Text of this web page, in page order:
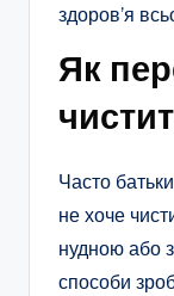
здоров’я
Як
Часто
не хоче
нудною або
способи